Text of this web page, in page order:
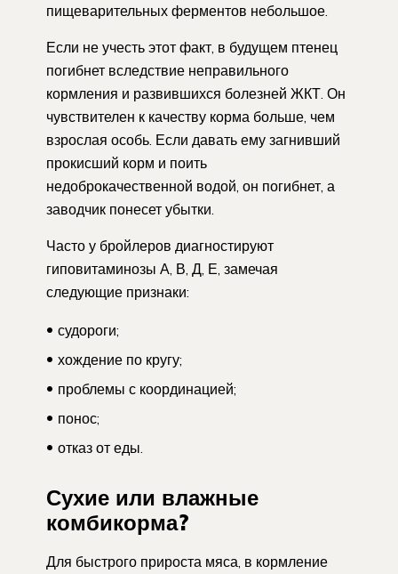
пищеварительных ферментов небольшое.
Если не учесть этот факт, в будущем птенец
погибнет вследствие неправильного
кормления и развившихся болезней ЖКТ. Он
чувствителен к качеству корма больше, чем
взрослая особь. Если давать ему загнивший
прокисший корм и поить
недоброкачественной водой, он погибнет, а
заводчик понесет убытки.
Часто у бройлеров диагностируют
гиповитаминозы А, В, Д, Е, замечая
следующие признаки:
судороги;
хождение по кругу;
проблемы с координацией;
понос;
отказ от еды.
Сухие или влажные
комбикорма?
Для быстрого прироста мяса, в кормление